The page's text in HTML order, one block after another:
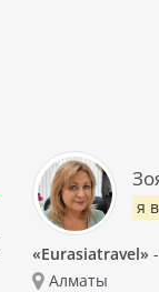
я
«Eurasiatravel»
Алматы